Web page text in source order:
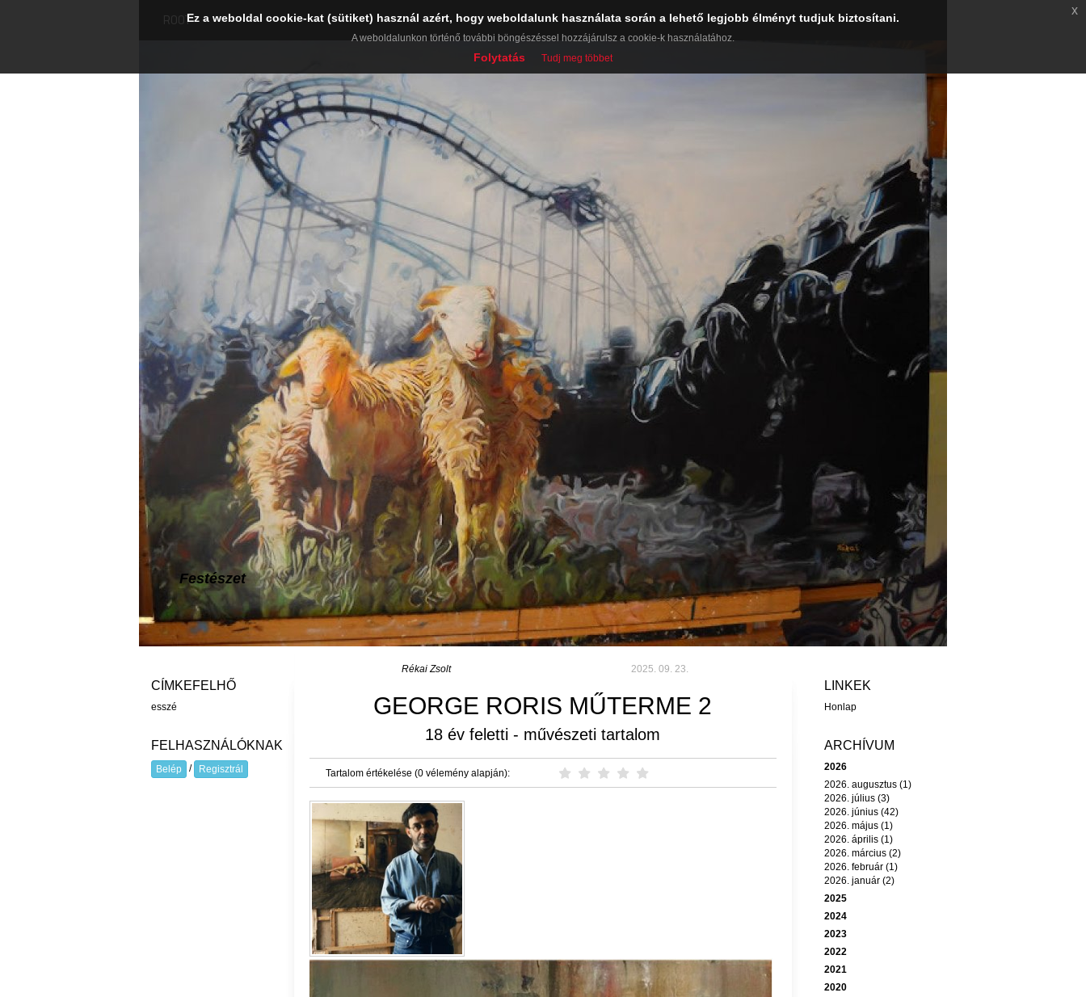
ROOT
Festészet
Rékai Zsolt 2025. 09. 23.
GEORGE RORIS MŰTERME 2
18 év feletti - művészeti tartalom
Tartalom értékelése (0 vélemény alapján):
CÍMKEFELHŐ
esszé
FELHASZNÁLÓKNAK
Belép / Regisztrál
LINKEK
Honlap
ARCHÍVUM
2026
2026. augusztus (1)
2026. július (3)
2026. június (42)
2026. május (1)
2026. április (1)
2026. március (2)
2026. február (1)
2026. január (2)
2025
2024
2023
2022
2021
2020
Ez a weboldal cookie-kat (sütiket) használ azért, hogy weboldalunk használata során a lehető legjobb élményt tudjuk biztosítani.
A weboldalunkon történő további böngészéssel hozzájárulsz a cookie-k használatához.
Folytatás Tudj meg többet
x